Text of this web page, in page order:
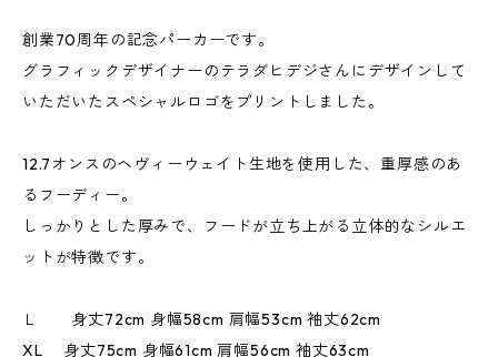
創業70周年の記念パーカーです。
グラフィックデザイナーのテラダヒデジさんにデザインして
いただいたスペシャルロゴをプリントしました。
12.7オンスのヘヴィーウェイト生地を使用した、重厚感のあ
るフーディー。
しっかりとした厚みで、フードが立ち上がる立体的なシルエ
ットが特徴です。
Ｌ 身丈72cm 身幅58cm 肩幅53cm 袖丈62cm
XL 身丈75cm 身幅61cm 肩幅56cm 袖丈63cm